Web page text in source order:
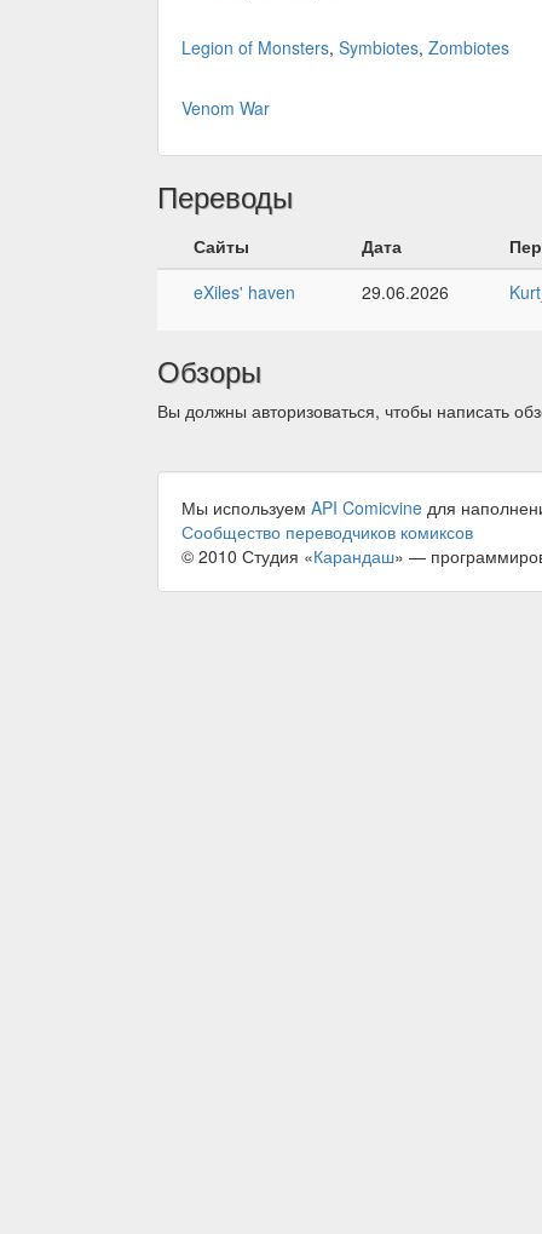
Legion of Monsters, Symbiotes, Zombiotes
Venom War
Переводы
Сайты Дата
eXiles' haven
29.06.2026
Обзоры
Вы должны авторизоваться, чтобы написать
Мы используем API Comicvine для
Сообщество переводчиков комиксов
© 2010 Студия «Карандаш» —